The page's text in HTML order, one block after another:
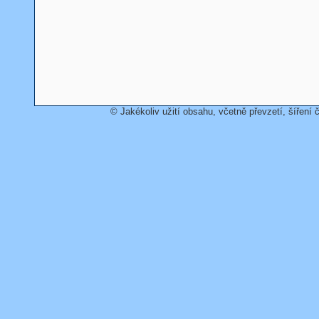
© Jakékoliv užití obsahu, včetně převzetí, šíření